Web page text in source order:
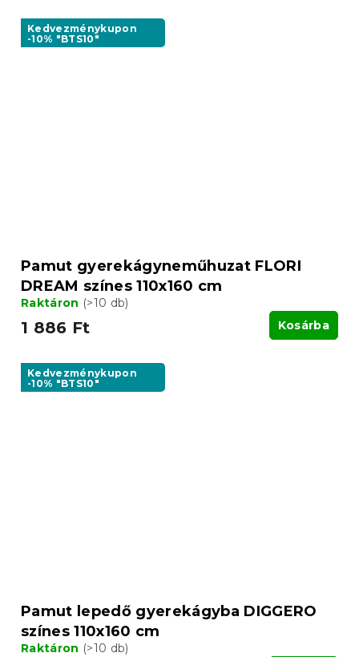
Kedvezménykupon
-10% "BTS10"
Pamut gyerekágyneműhuzat FLORI
DREAM színes 110x160 cm
Raktáron (>10 db)
1 886 Ft Kosárba
Kedvezménykupon
-10% "BTS10"
Pamut lepedő gyerekágyba DIGGERO
színes 110x160 cm
Raktáron (>10 db)